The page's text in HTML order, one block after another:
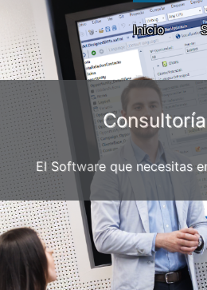
Inicio
El Software que necesitas